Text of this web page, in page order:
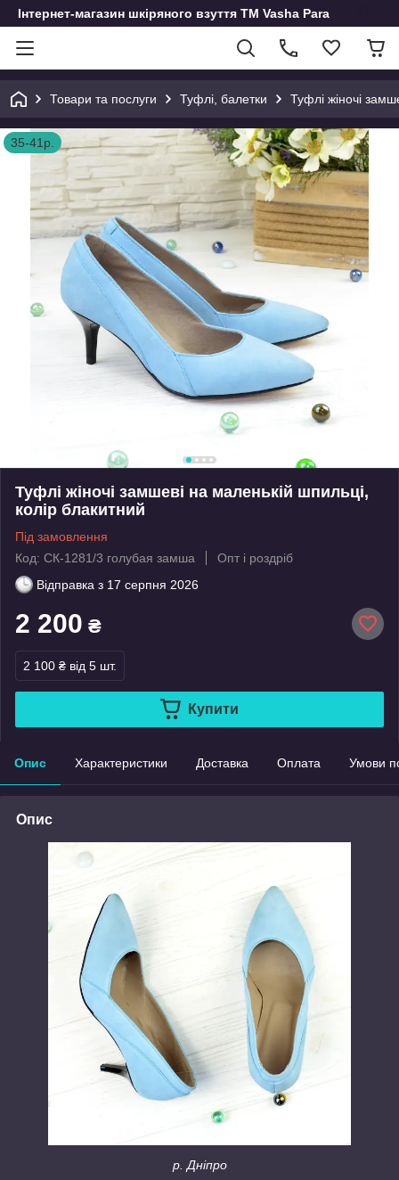
Інтернет-магазин шкіряного взуття ТМ Vasha Para
Товари та послуги Туфлі, балетки Туфлі жіночі
35-41р.
Туфлі жіночі замшеві на маленькій шпильці,
колір блакитний
Під замовлення
Код: СК-1281/3 голубая замша
Опт і роздріб
Відправка з 17 серпня 2026
2 200 ₴
2 100 ₴ від 5 шт.
Купити
Опис Характеристики Доставка Оплата Умови
Опис
р. Дніпро